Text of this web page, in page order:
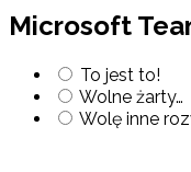
Microsoft
To jest to!
Wolne żarty…
Wolę inne